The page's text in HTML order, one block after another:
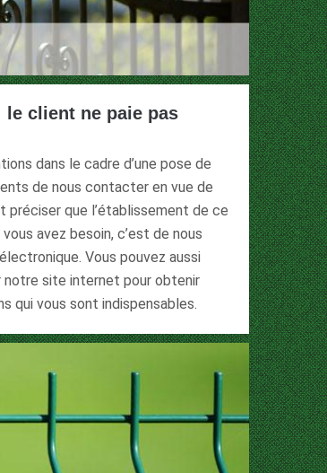
le client ne paie pas
dans le cadre d’une pose de
de nous contacter en vue de
préciser que l’établissement de ce
avez besoin, c’est de nous
Vous pouvez aussi
notre site internet pour obtenir
qui vous sont indispensables.